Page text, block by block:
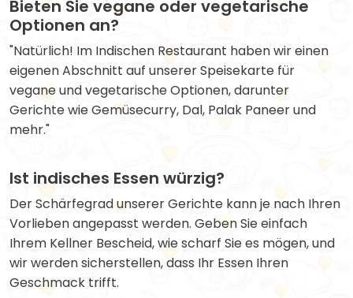
Bieten Sie vegane oder vegetarische
Optionen an?
"Natürlich! Im Indischen Restaurant haben wir einen
eigenen Abschnitt auf unserer Speisekarte für
vegane und vegetarische Optionen, darunter
Gerichte wie Gemüsecurry, Dal, Palak Paneer und
mehr."
Ist indisches Essen würzig?
Der Schärfegrad unserer Gerichte kann je nach Ihren
Vorlieben angepasst werden. Geben Sie einfach
Ihrem Kellner Bescheid, wie scharf Sie es mögen, und
wir werden sicherstellen, dass Ihr Essen Ihren
Geschmack trifft.